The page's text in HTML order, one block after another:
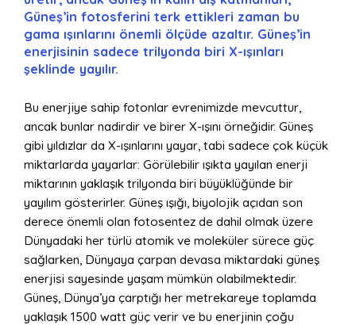
Güneş’in fotosferini terk ettikleri zaman bu
gama ışınlarını önemli ölçüde azaltır. Güneş’in
enerjisinin sadece trilyonda biri X-ışınları
şeklinde yayılır.
Bu enerjiye sahip fotonlar evrenimizde mevcuttur,
ancak bunlar nadirdir ve birer X-ışını örneğidir. Güneş
gibi yıldızlar da X-ışınlarını yayar, tabi sadece çok küçük
miktarlarda yayarlar: Görülebilir ışıkta yayılan enerji
miktarının yaklaşık trilyonda biri büyüklüğünde bir
yayılım gösterirler. Güneş ışığı, biyolojik açıdan son
derece önemli olan fotosentez de dahil olmak üzere
Dünyadaki her türlü atomik ve moleküler sürece güç
sağlarken, Dünyaya çarpan devasa miktardaki güneş
enerjisi sayesinde yaşam mümkün olabilmektedir.
Güneş, Dünya’ya çarptığı her metrekareye toplamda
yaklaşık 1500 watt güç verir ve bu enerjinin çoğu